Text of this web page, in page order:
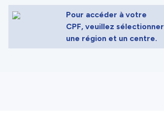
Pour accéder à votre
CPF, veuillez sélectionner
une région et un centre.